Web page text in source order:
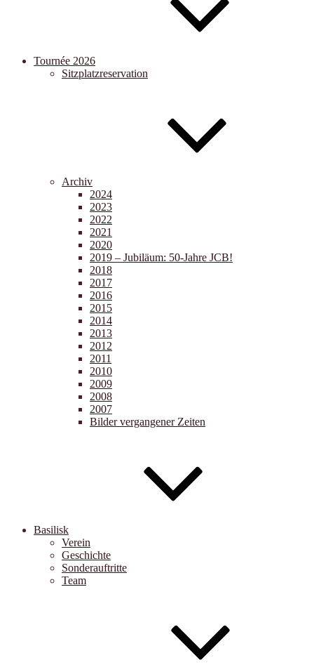
Tournée 2026
Sitzplatzreservation
Archiv
2024
2023
2022
2021
2020
2019 – Jubiläum: 50-Jahre JCB!
2018
2017
2016
2015
2014
2013
2012
2011
2010
2009
2008
2007
Bilder vergangener Zeiten
Basilisk
Verein
Geschichte
Sonderauftritte
Team